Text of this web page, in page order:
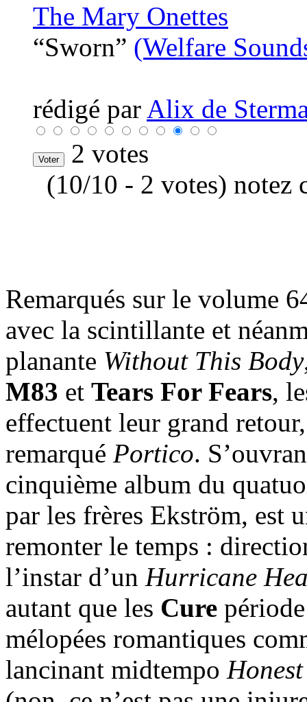
The Mary Onettes
“Sworn” (Welfare
rédigé par Alix de
2 votes
(10/10 - 2 votes) notez
Remarqués sur le volume
avec la scintillante et
planante Without This Body
M83 et Tears For Fears,
effectuent leur grand
remarqué Portico.
cinquième album du
par les frères Ekström, est
remonter le temps :
l’instar d’un Hurricane
autant que les Cure
mélopées romantiques
lancinant midtempo